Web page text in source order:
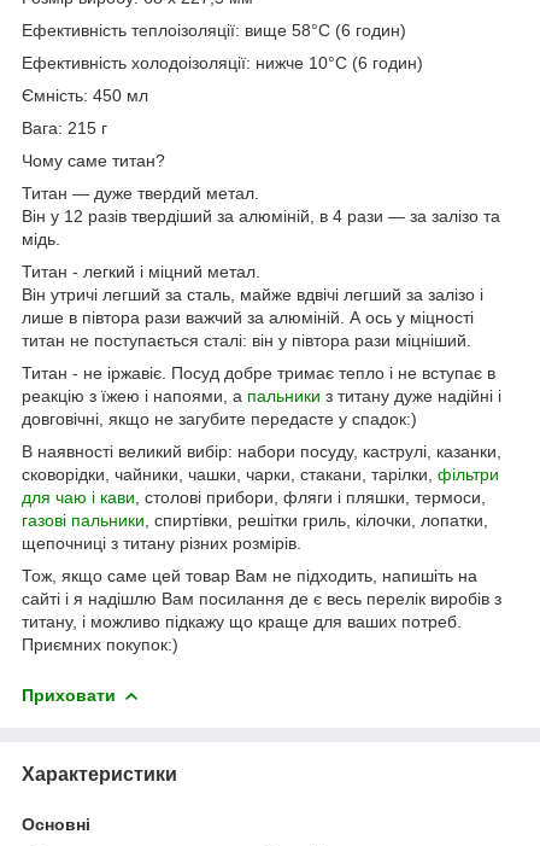
Ефективність теплоізоляції: вище 58°C (6 годин)
Ефективність холодоізоляції: нижче 10°C (6 годин)
Ємність: 450 мл
Вага: 215 г
Чому саме титан?
Титан — дуже твердий метал.
Він у 12 разів твердіший за алюміній, в 4 рази — за залізо та
мідь.
Титан - легкий і міцний метал.
Він утричі легший за сталь, майже вдвічі легший за залізо і
лише в півтора рази важчий за алюміній. А ось у міцності
титан не поступається сталі: він у півтора рази міцніший.
Титан - не іржавіє. Посуд добре тримає тепло і не вступає в
реакцію з їжею і напоями, а пальники з титану дуже надійні і
довговічні, якщо не загубите передасте у спадок:)
В наявності великий вибір: набори посуду, каструлі, казанки,
сковорідки, чайники, чашки, чарки, стакани, тарілки, фільтри
для чаю і кави , столові прибори, фляги і пляшки, термоси,
газові пальники , спиртівки, решітки гриль, кілочки, лопатки,
щепочниці з титану різних розмірів.
Тож, якщо саме цей товар Вам не підходить, напишіть на
сайті і я надішлю Вам посилання де є весь перелік виробів з
титану, і можливо підкажу що краще для ваших потреб.
Приємних покупок:)
Приховати
Характеристики
Основні